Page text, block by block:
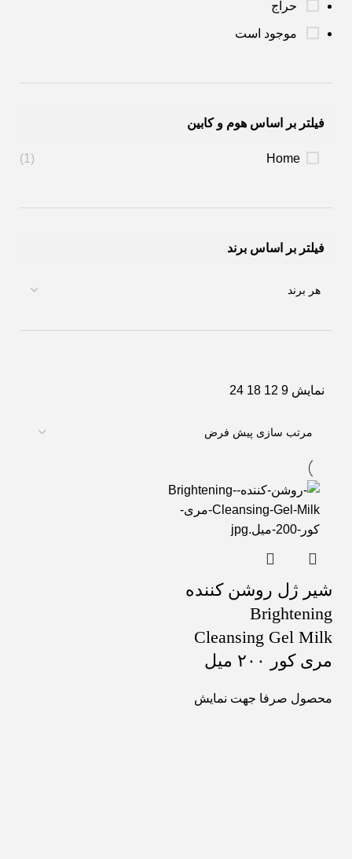
حراج
موجود است
فیلتر بر اساس هوم و کابین
Home
(1)
فیلتر بر اساس برند
نمایش 9
12
18
24
شیر ژل روشن کننده
Brightening
Cleansing Gel Milk
مری کور ۲۰۰ میل
محصول صرفا جهت نمایش